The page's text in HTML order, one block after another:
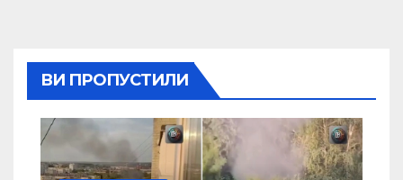
ВИ ПРОПУСТИЛИ